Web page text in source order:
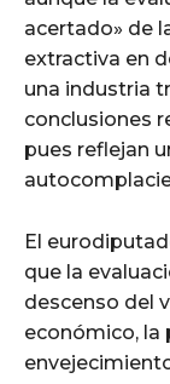
acertado» de
extractiva en
una industria
conclusiones
pues reflejan
El
que la
descenso del
económico, la